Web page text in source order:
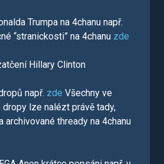
Trumpa na 4chanu např.
“stranickosti” na 4chanu zde
Hillary Clinton
např. zde Všechny ve
lze nalézt právě tady,
archivované thready na 4chanu